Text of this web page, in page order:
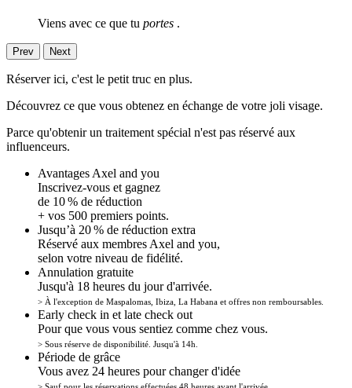
Viens avec ce que tu portes .
Prev Next
Réserver ici, c'est le petit truc en plus.
Découvrez ce que vous obtenez en échange de votre joli visage.
Parce qu'obtenir un traitement spécial n'est pas réservé aux
influenceurs.
Avantages Axel and you
Inscrivez-vous et gagnez
de 10 % de réduction
+ vos 500 premiers points.
Jusqu’à 20 % de réduction extra
Réservé aux membres Axel and you,
selon votre niveau de fidélité.
Annulation gratuite
Jusqu'à 18 heures du jour d'arrivée.
> À l'exception de Maspalomas, Ibiza, La Habana et offres non remboursables.
Early check in et late check out
Pour que vous vous sentiez comme chez vous.
> Sous réserve de disponibilité. Jusqu'à 14h.
Période de grâce
Vous avez 24 heures pour changer d'idée